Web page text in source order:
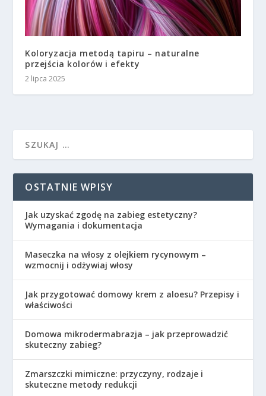
Koloryzacja metodą tapiru – naturalne
przejścia kolorów i efekty
2 lipca 2025
OSTATNIE WPISY
Jak uzyskać zgodę na zabieg estetyczny?
Wymagania i dokumentacja
Maseczka na włosy z olejkiem rycynowym –
wzmocnij i odżywiaj włosy
Jak przygotować domowy krem z aloesu? Przepisy i
właściwości
Domowa mikrodermabrazja – jak przeprowadzić
skuteczny zabieg?
Zmarszczki mimiczne: przyczyny, rodzaje i
skuteczne metody redukcji